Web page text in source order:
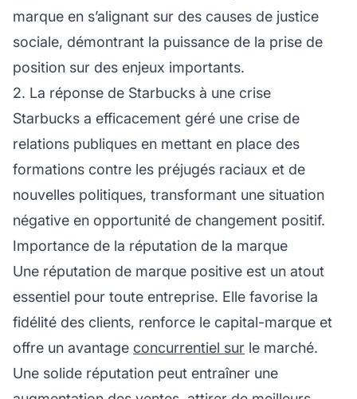
marque en s’alignant sur des causes de justice
sociale, démontrant la puissance de la prise de
position sur des enjeux importants.
2. La réponse de Starbucks à une crise
Starbucks a efficacement géré une crise de
relations publiques en mettant en place des
formations contre les préjugés raciaux et de
nouvelles politiques, transformant une situation
négative en opportunité de changement positif.
Importance de la réputation de la marque
Une réputation de marque positive est un atout
essentiel pour toute entreprise. Elle favorise la
fidélité des clients, renforce le capital-marque et
offre un avantage concurrentiel sur le marché.
Une solide réputation peut entraîner une